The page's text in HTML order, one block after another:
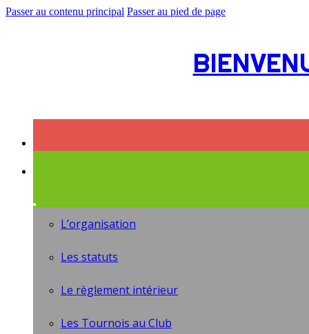
Passer au contenu principal Passer au pied de page
L’organisation
Les statuts
Le règlement intérieur
Les Tournois au Club